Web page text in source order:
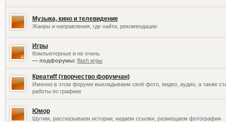
Музыка, кино и телевидение
Жанры и направления, где найти, рекомендации
Игры
Компьютерные и не очень
— подфорумы: flash игры
Креатиff (творчество форумчан)
Именно в этом форуме выкладываем своё фото, видео, аудио, а также
работы по графике
Юмор
Шутим, рассказываем истории, кидаем ссылки, размещаем фотографии